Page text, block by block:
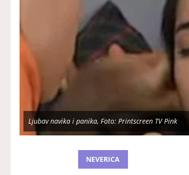
Ljubav navika i panika, Foto: Printscreen TV Pink
NEVERICA